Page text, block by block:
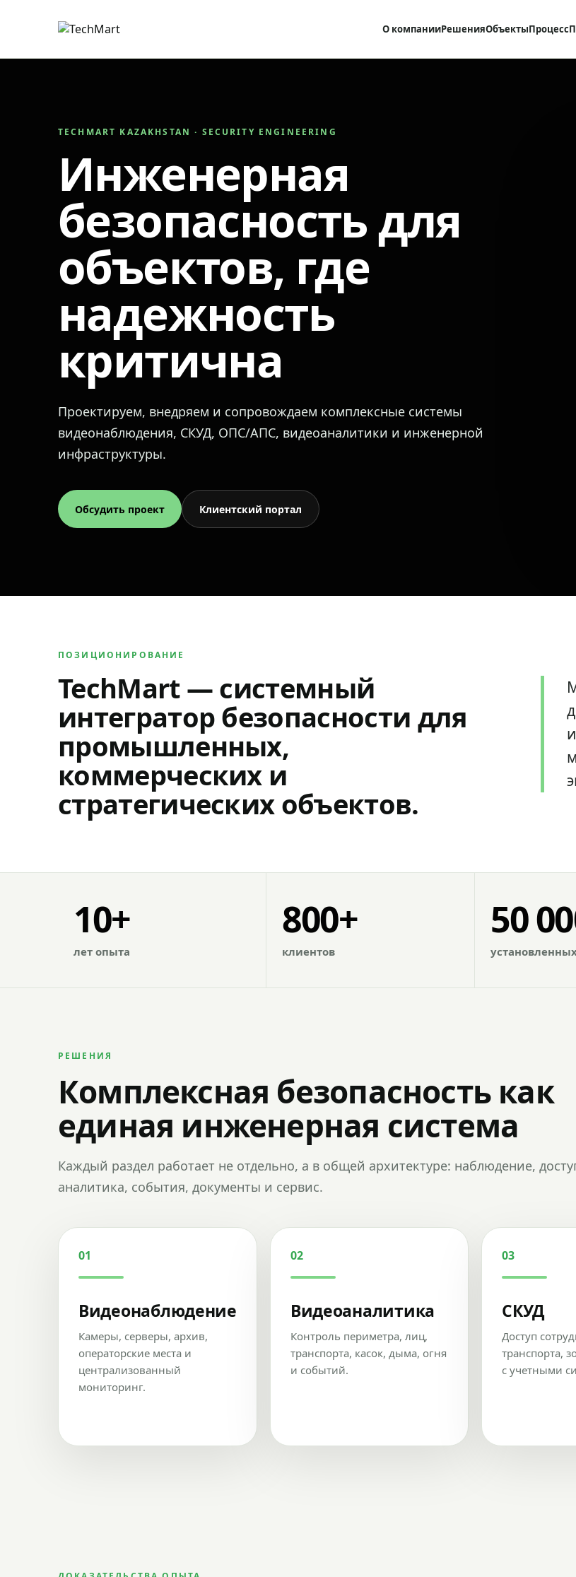
О компанииРешенияОбъектыПроцесс
TECHMART KAZAKHSTAN · SECURITY ENGINEERING
Инженерная
безопасность для
объектов, где
надежность
критична
Проектируем, внедряем и сопровождаем комплексные системы
видеонаблюдения, СКУД, ОПС/АПС, видеоаналитики и инженерной
инфраструктуры.
Обсудить проект Клиентский портал
ПОЗИЦИОНИРОВАНИЕ
TechMart — системный
интегратор безопасности для
промышленных,
коммерческих и
стратегических объектов.
10+
лет опыта
800+
клиентов
50
РЕШЕНИЯ
Комплексная безопасность как
единая инженерная система
Каждый раздел работает не отдельно, а в общей архитектуре: наблюдение,
аналитика, события, документы и сервис.
01
Видеонаблюдение
Камеры, серверы, архив,
операторские места и
централизованный
мониторинг.
02
Видеоаналитика
Контроль периметра, лиц,
транспорта, касок, дыма, огня
и событий.
03
СКУД
Доступ
транспорта,
с учетными